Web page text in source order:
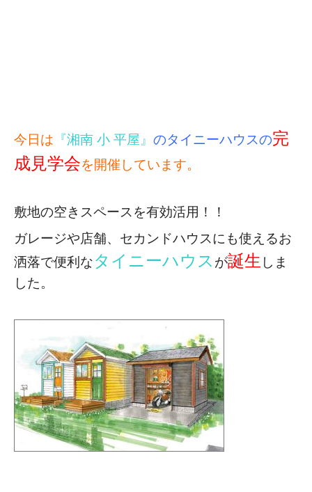
今日は 『湘南 小 平屋』 のタイニーハウスの完
成見学会を開催しています。
敷地の空きスペースを有効活用！！
ガレージや店舗、セカンドハウスにも使えるお
洒落で便利なタイニーハウス が誕生 しま
した。